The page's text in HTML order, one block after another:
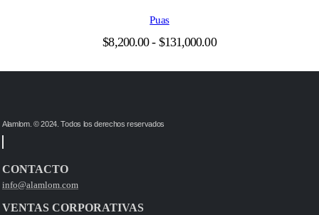
Puas
$8,200.00 - $131,000.00Rango
precios:
Alamlom. © 2024. Todos los derechos reservados
CONTACTO
info@alamlom.com
VENTAS CORPORATIVAS